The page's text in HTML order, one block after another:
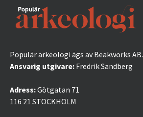
Populär arkeologi ägs av Beakworks AB.
Ansvarig utgivare: Fredrik Sandberg
Adress:Götgatan 71
116 21 STOCKHOLM